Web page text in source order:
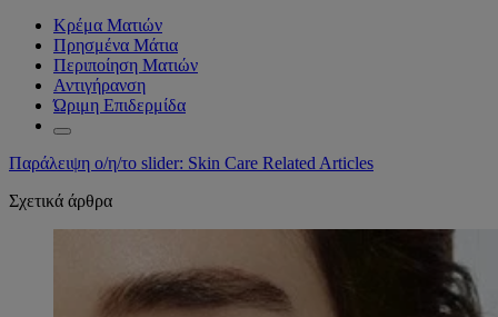
Κρέμα Ματιών
Πρησμένα Μάτια
Περιποίηση Ματιών
Αντιγήρανση
Ώριμη Επιδερμίδα
Παράλειψη ο/η/το slider: Skin Care Related Articles
Σχετικά άρθρα